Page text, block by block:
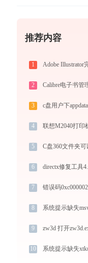
推荐内容
1
2
3 c盘用户下
4 联想M2040打印
5 C盘360文件夹
6 directx修复工具
7 错误码
8 系统提示缺失
9 zw3d 打开
10 系统提示缺失